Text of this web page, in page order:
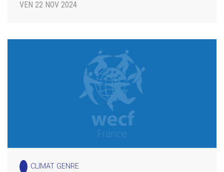
VEN 22 NOV 2024
CLIMAT GENRE